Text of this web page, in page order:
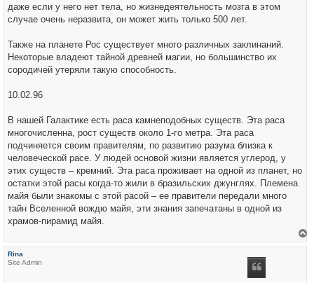
даже если у него нет тела, но жизнедеятельность мозга в этом
случае очень неразвита, он может жить только 500 лет.
Также на планете Рос существует много различных заклинаний.
Некоторые владеют тайной древней магии, но большинство их
сородичей утеряли такую способность.
10.02.96
В нашей Галактике есть раса камнеподобных существ. Эта раса
многочисленна, рост существ около 1-го метра. Эта раса
подчиняется своим правителям, по развитию разума близка к
человеческой расе. У людей основой жизни является углерод, у
этих существ – кремний. Эта раса проживает на одной из планет, но
остатки этой расы когда-то жили в бразильских джунглях. Племена
майя были знакомы с этой расой – ее правители передали много
тайн Вселенной вождю майя, эти знания запечатаны в одной из
храмов-пирамид майя.
Rina
Site Admin